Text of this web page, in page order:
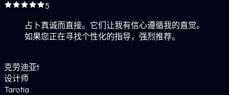
5
占卜真诚而直接。它们让我有信心遵循我的直觉。
如果您正在寻找个性化的指导，强烈推荐。
克劳迪亚t
设计师
Tarotia